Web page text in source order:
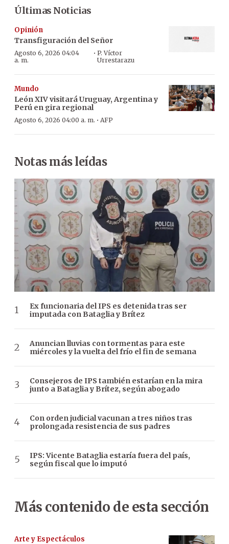
Últimas Noticias
Opinión
Transfiguración del Señor
Agosto 6, 2026 04:04
a. m.
· P. Víctor
Urrestarazu
Mundo
León XIV visitará Uruguay, Argentina y
Perú en gira regional
Agosto 6, 2026 04:00 a. m. · AFP
Notas más leídas
Ex funcionaria del IPS es detenida tras ser
imputada con Bataglia y Brítez
Anuncian lluvias con tormentas para este
miércoles y la vuelta del frío el fin de semana
Consejeros de IPS también estarían en la mira
junto a Bataglia y Brítez, según abogado
Con orden judicial vacunan a tres niños tras
prolongada resistencia de sus padres
IPS: Vicente Bataglia estaría fuera del país,
según fiscal que lo imputó
Más contenido de esta sección
Arte y Espectáculos